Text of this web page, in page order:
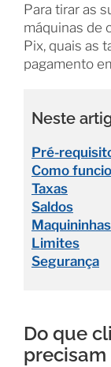
Para tirar as
máquinas de
Pix, quais as
pagamento
Neste
Pré-
Como
Taxas
Saldos
Maquininhas
Limites
Segurança
Do que
precisam